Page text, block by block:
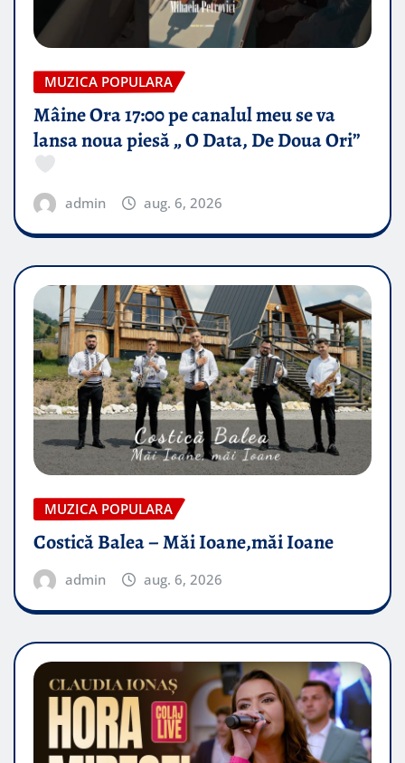
MUZICA POPULARA
Mâine Ora 17:00 pe canalul meu se va
lansa noua piesă „ O Data, De Doua Ori”
admin aug. 6, 2026
MUZICA POPULARA
Costică Balea – Măi Ioane,măi Ioane
admin aug. 6, 2026